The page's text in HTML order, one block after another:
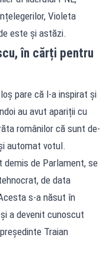
Violeta
este și astăzi.
în cărți pentru
pare că l-a inspirat și
au avut apariții cu
românilor că sunt de-
automat votul.
demis de Parlament, se
de data
s-a năsut în
a devenit cunoscut
Traian